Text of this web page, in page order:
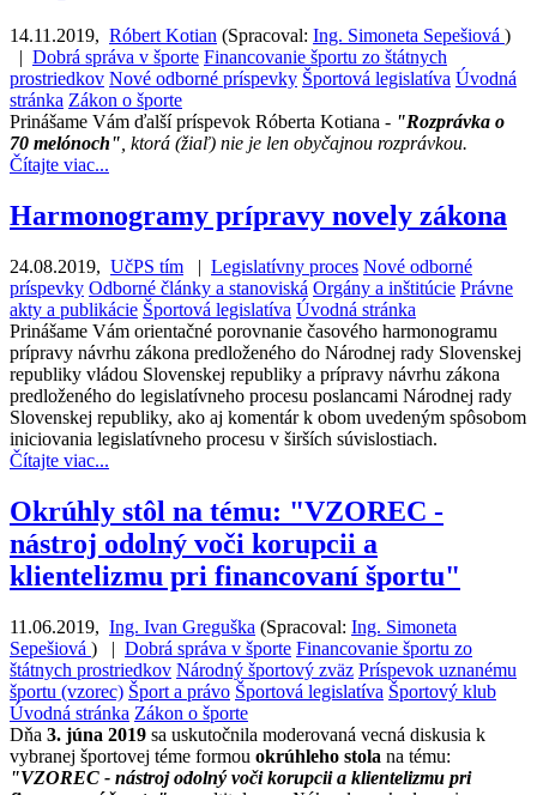
14.11.2019, Róbert Kotian (Spracoval: Ing. Simoneta Sepešiová )
| Dobrá správa v športe Financovanie športu zo štátnych
prostriedkov Nové odborné príspevky Športová legislatíva Úvodná
stránka Zákon o športe
Prinášame Vám ďalší príspevok Róberta Kotiana - "Rozprávka o
70 melónoch" , ktorá (žiaľ) nie je len obyčajnou rozprávkou.
Čítajte viac...
Harmonogramy prípravy novely zákona
24.08.2019, UčPS tím | Legislatívny proces Nové odborné
príspevky Odborné články a stanoviská Orgány a inštitúcie Právne
akty a publikácie Športová legislatíva Úvodná stránka
Prinášame Vám orientačné porovnanie časového harmonogramu
prípravy návrhu zákona predloženého do Národnej rady Slovenskej
republiky vládou Slovenskej republiky a prípravy návrhu zákona
predloženého do legislatívneho procesu poslancami Národnej rady
Slovenskej republiky, ako aj komentár k obom uvedeným spôsobom
iniciovania legislatívneho procesu v širších súvislostiach.
Čítajte viac...
Okrúhly stôl na tému: "VZOREC -
nástroj odolný voči korupcii a
klientelizmu pri financovaní športu"
11.06.2019, Ing. Ivan Greguška (Spracoval: Ing. Simoneta
Sepešiová ) | Dobrá správa v športe Financovanie športu zo
štátnych prostriedkov Národný športový zväz Príspevok uznanému
športu (vzorec) Šport a právo Športová legislatíva Športový klub
Úvodná stránka Zákon o športe
Dňa 3. júna 2019 sa uskutočnila moderovaná vecná diskusia k
vybranej športovej téme formou okrúhleho stola na tému:
"VZOREC - nástroj odolný voči korupcii a klientelizmu pri